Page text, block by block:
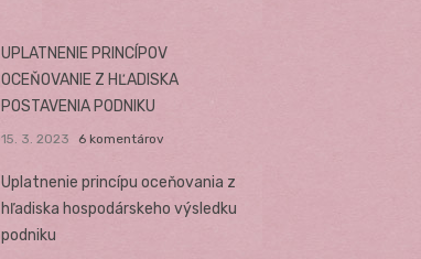
UPLATNENIE PRINCÍPOV
OCEŇOVANIE Z HĽADISKA
POSTAVENIA PODNIKU
15. 3. 2023 6 komentárov
Uplatnenie princípu oceňovania z
hľadiska hospodárskeho výsledku
podniku